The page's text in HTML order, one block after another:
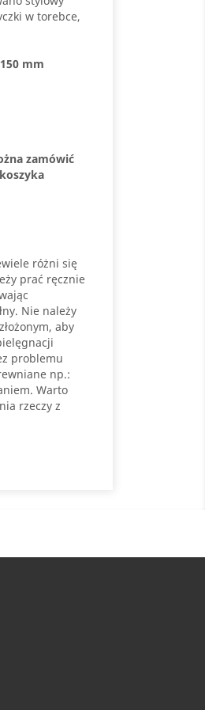
w torebce,
mm
zamówić
różni się
prać ręcznie
Nie należy
aby
problemu
np.:
Warto
rzeczy z